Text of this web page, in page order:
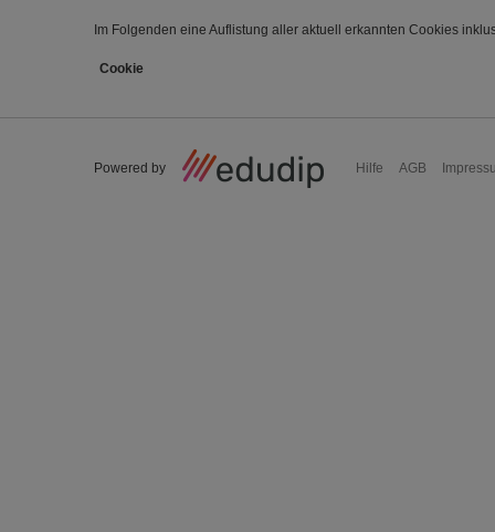
Im Folgenden eine Auflistung aller aktuell erkannten Cookies
Cookie
Powered by AGB
Hilfe